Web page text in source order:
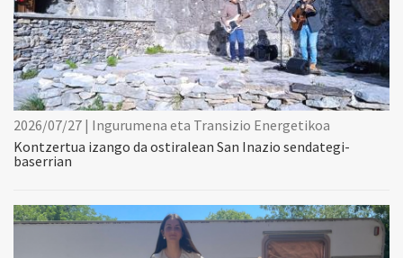
2026/07/27 | Ingurumena eta Transizio Energetikoa
Kontzertua izango da ostiralean San Inazio sendategi-
baserrian